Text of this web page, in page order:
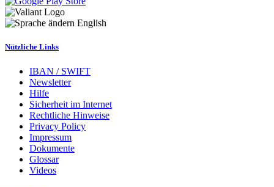
English
Nützliche Links
IBAN / SWIFT
Newsletter
Hilfe
Sicherheit im Internet
Rechtliche Hinweise
Privacy Policy
Impressum
Dokumente
Glossar
Videos